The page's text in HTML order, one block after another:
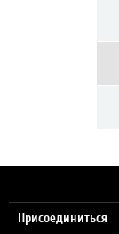
Присоединиться